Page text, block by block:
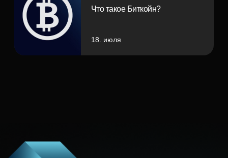
Что такое Биткойн?
18. июля